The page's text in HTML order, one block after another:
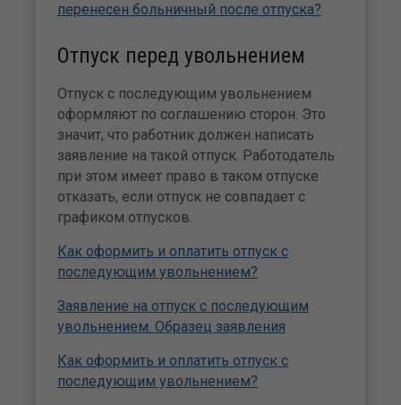
перенесен больничный после отпуска?
Отпуск перед увольнением
Отпуск с последующим увольнением
оформляют по соглашению сторон. Это
значит, что работник должен написать
заявление на такой отпуск. Работодатель
при этом имеет право в таком отпуске
отказать, если отпуск не совпадает с
графиком отпусков.
Как оформить и оплатить отпуск с
последующим увольнением?
Заявление на отпуск с последующим
увольнением. Образец заявления
Как оформить и оплатить отпуск с
последующим увольнением?